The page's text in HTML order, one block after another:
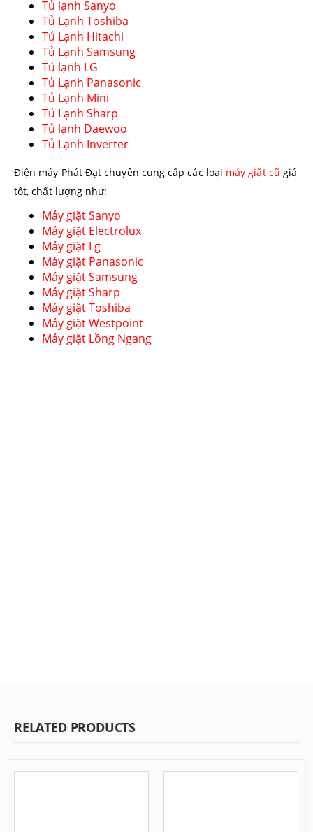
Tủ lạnh Sanyo
Tủ Lạnh Toshiba
Tủ Lạnh Hitachi
Tủ Lạnh Samsung
Tủ lạnh LG
Tủ Lạnh Panasonic
Tủ Lạnh Mini
Tủ Lạnh Sharp
Tủ lạnh Daewoo
Tủ Lạnh Inverter
Điện máy Phát Đạt chuyên cung cấp các loại máy giặt cũ giá
tốt, chất lượng như:
Máy giặt Sanyo
Máy giặt Electrolux
Máy giặt Lg
Máy giặt Panasonic
Máy giặt Samsung
Máy giặt Sharp
Máy giặt Toshiba
Máy giặt Westpoint
Máy giặt Lồng Ngang
RELATED PRODUCTS